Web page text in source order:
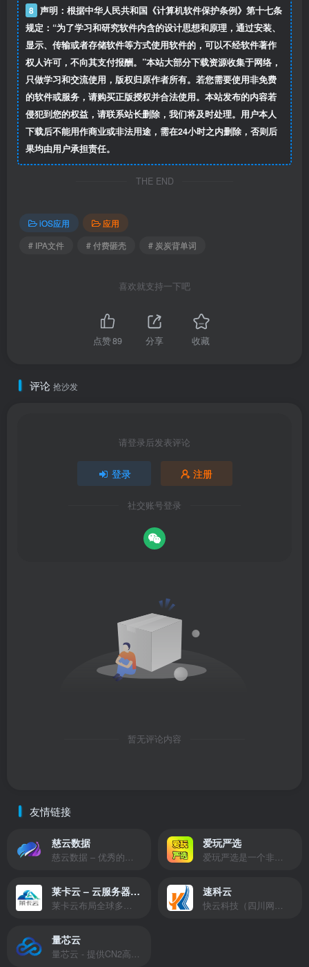
8 声明：根据中华人民共和国《计算机软件保护条例》第十七条
规定：“为了学习和研究软件内含的设计思想和原理，通过安装、
显示、传输或者存储软件等方式使用软件的，可以不经软件著作
权人许可，不向其支付报酬。”本站大部分下载资源收集于网络，
只做学习和交流使用，版权归原作者所有。若您需要使用非免费
的软件或服务，请购买正版授权并合法使用。本站发布的内容若
侵犯到您的权益，请联系站长删除，我们将及时处理。用户本人
下载后不能用作商业或非法用途，需在24小时之内删除，否则后
果均由用户承担责任。
THE END
iOS应用
应用
# IPA文件
# 付费砸壳 # 炭炭背单词
喜欢就支持一下吧
点赞89 分享 收藏
评论 抢沙发
请登录后发表评论
登录 注册
社交账号登录
暂无评论内容
友情链接
慈云数据
慈云数据 – 优秀的云服务器服务商，提供最具有性价比的产品。慈云数据是开发者必不可少的良心云
爱玩严选
爱玩严选是一个非常有保障且性价比极高的虚拟商城，包括但不限于苹果证书、技术指导、会员充值等多种虚拟服务！
莱卡云 – 云服务器提供商
莱卡云布局全球多个地理区域。提供服务有：境外云服务器、国内云服务器、独立服务器、服务器托管、CDN、SSL证书、游戏服务器等业务。
速科云
快云科技（四川网联快云科技有限公司）成立于2021年，主营互联网业务平台服务提供商。公司专注为用户提供低价高性能云计算产品，致力于云计算应用的易用性开发，并引导云计算在国内普及
量芯云
量芯云 - 提供CN2高速香港美国云服务器&专业高防服务器租用等云服务器供应商